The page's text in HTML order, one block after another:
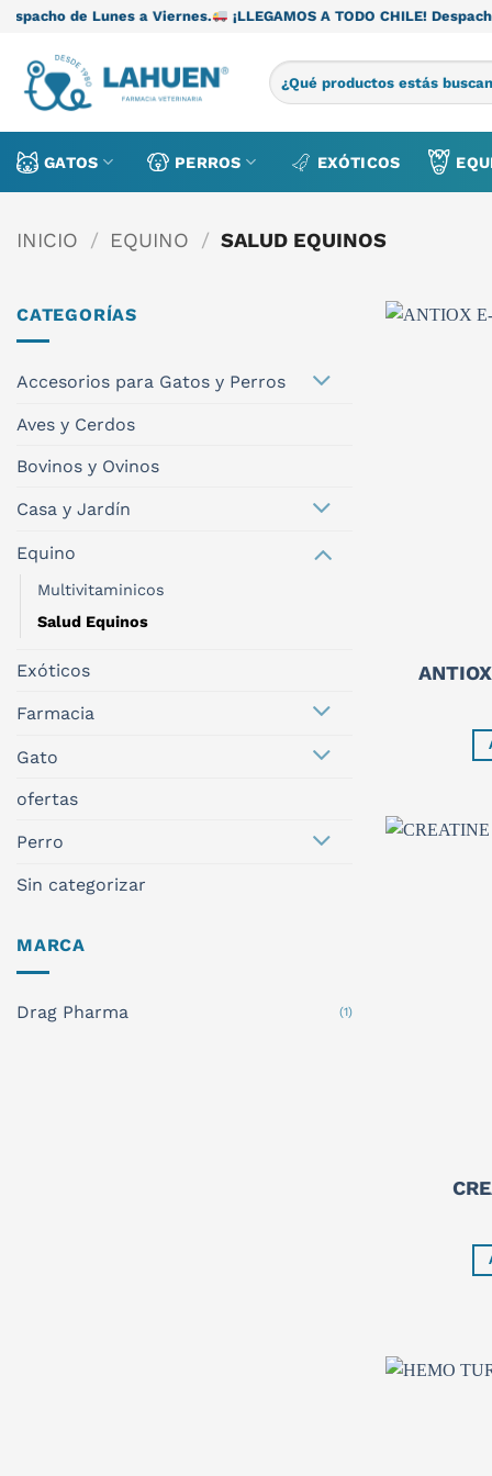
Saltar
contenido
a Viernes. ¡LLEGAMOS A TODO CHILE! Despacho de Lunes a
Buscar
por:
GATOS PERROS EXÓTICOS
INICIO / EQUINO / SALUD EQUINOS
CATEGORÍAS
Accesorios para Gatos y Perros
Aves y Cerdos
Bovinos y Ovinos
Casa y Jardín
Equino
Multivitaminicos
Salud Equinos
Exóticos
Farmacia
Gato
ofertas
Perro
Sin categorizar
MARCA
Drag Pharma (1)